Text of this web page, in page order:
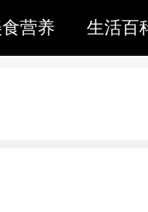
营养 生活百